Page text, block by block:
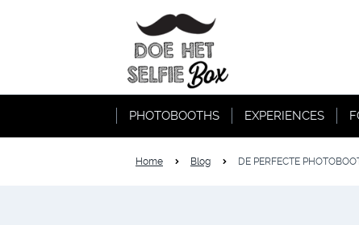
PHOTOBOOTHS EXPERIENCES
Home Blog DE PERFECTE